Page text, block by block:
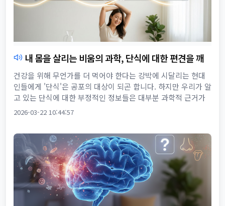
내 몸을 살리는 비움의 과학, 단식에 대한 편견을 깨
고 기적을 만나다
건강을 위해 무언가를 더 먹어야 한다는 강박에 시달리는 현대
인들에게 '단식'은 공포의 대상이 되곤 합니다. 하지만 우리가 알
고 있는 단식에 대한 부정적인 정보들은 대부분 과학적 근거가
부족한 오해에서 비롯된 경우가 많습니다. 비움은 단순히 굶는
2026-03-22 10:44:57